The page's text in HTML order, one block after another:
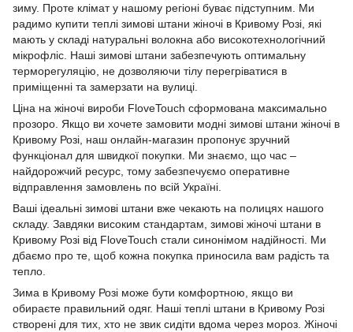
зиму. Проте клімат у нашому регіоні буває підступним. Ми
радимо купити теплі зимові штани жіночі в Кривому Розі, які
мають у складі натуральні волокна або високотехнологічний
мікрофліс. Наші зимові штани забезпечують оптимальну
терморегуляцію, не дозволяючи тілу перегріватися в
приміщенні та замерзати на вулиці.
Ціна на жіночі вироби FloveTouch сформована максимально
прозоро. Якщо ви хочете замовити модні зимові штани жіночі в
Кривому Розі, наш онлайн-магазин пропонує зручний
функціонал для швидкої покупки. Ми знаємо, що час –
найдорожчий ресурс, тому забезпечуємо оперативне
відправлення замовлень по всій Україні.
Ваші ідеальні зимові штани вже чекають на полицях нашого
складу. Завдяки високим стандартам, зимові жіночі штани в
Кривому Розі від FloveTouch стали синонімом надійності. Ми
дбаємо про те, щоб кожна покупка приносила вам радість та
тепло.
Зима в Кривому Розі може бути комфортною, якщо ви
обираєте правильний одяг. Наші теплі штани в Кривому Розі
створені для тих, хто не звик сидіти вдома через мороз. Жіночі